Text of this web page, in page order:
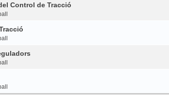
Control de Tracció